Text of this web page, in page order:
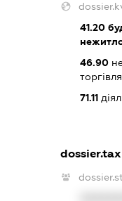
41.20
46.90
торгівля
71.11
dossier.tax